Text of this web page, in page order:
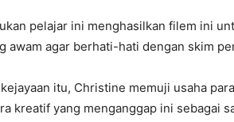
pelajar ini menghasilkan filem ini
awam agar berhati-hati dengan skim
itu, Christine memuji usaha
kreatif yang menganggap ini sebagai